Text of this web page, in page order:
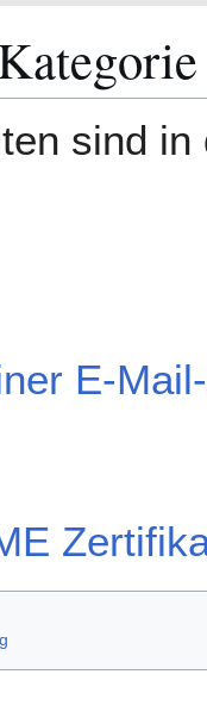
sind
E-